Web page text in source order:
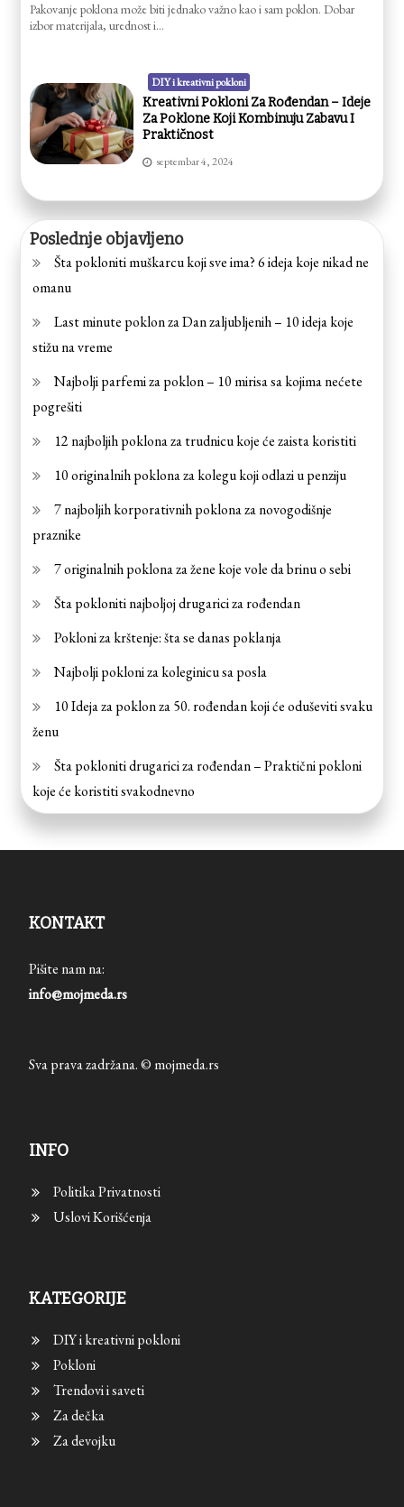
Pakovanje poklona može biti jednako važno kao i sam poklon. Dobar
izbor materijala, urednost i…
DIY i kreativni pokloni
Kreativni Pokloni Za Rođendan – Ideje
Za Poklone Koji Kombinuju Zabavu I
Praktičnost
septembar 4, 2024
Poslednje objavljeno
Šta pokloniti muškarcu koji sve ima? 6 ideja koje nikad ne
omanu
Last minute poklon za Dan zaljubljenih – 10 ideja koje
stižu na vreme
Najbolji parfemi za poklon – 10 mirisa sa kojima nećete
pogrešiti
12 najboljih poklona za trudnicu koje će zaista koristiti
10 originalnih poklona za kolegu koji odlazi u penziju
7 najboljih korporativnih poklona za novogodišnje
praznike
7 originalnih poklona za žene koje vole da brinu o sebi
Šta pokloniti najboljoj drugarici za rođendan
Pokloni za krštenje: šta se danas poklanja
Najbolji pokloni za koleginicu sa posla
10 Ideja za poklon za 50. rođendan koji će oduševiti svaku
ženu
Šta pokloniti drugarici za rođendan – Praktični pokloni
koje će koristiti svakodnevno
KONTAKT
Pišite nam na:
info@mojmeda.rs
Sva prava zadržana. © mojmeda.rs
INFO
Politika Privatnosti
Uslovi Korišćenja
KATEGORIJE
DIY i kreativni pokloni
Pokloni
Trendovi i saveti
Za dečka
Za devojku